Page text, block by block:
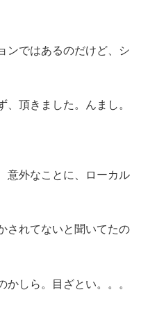
ンではあるのだけど、シ
頂きました。んまし。
意外なことに、ローカル
されてないと聞いてたの
かしら。目ざとい。。。